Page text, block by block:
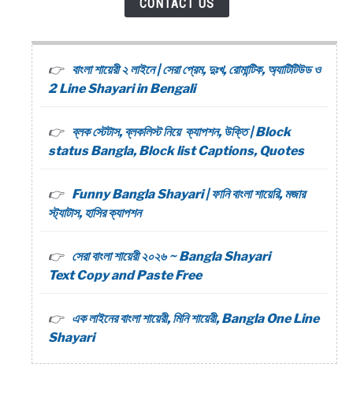
CONTACT US
বাংলা শায়েরী ২ লাইনে | সেরা প্রেম, দুঃখ, রোমান্টিক, অ্যাটিটিউড ও
2 Line Shayari in Bengali
ব্লক স্টেটাস, ব্লকলিস্ট নিয়ে ক্যাপশন, উক্তি | Block
status Bangla, Block list Captions, Quotes
Funny Bangla Shayari | ফানি বাংলা শায়েরি, মজার
স্ট্যাটাস, হাসির ক্যাপশন
সেরা বাংলা শায়েরী ২০২৬ ~ Bangla Shayari
Text Copy and Paste Free
এক লাইনের বাংলা শায়েরী, মিনি শায়েরী, Bangla One Line
Shayari